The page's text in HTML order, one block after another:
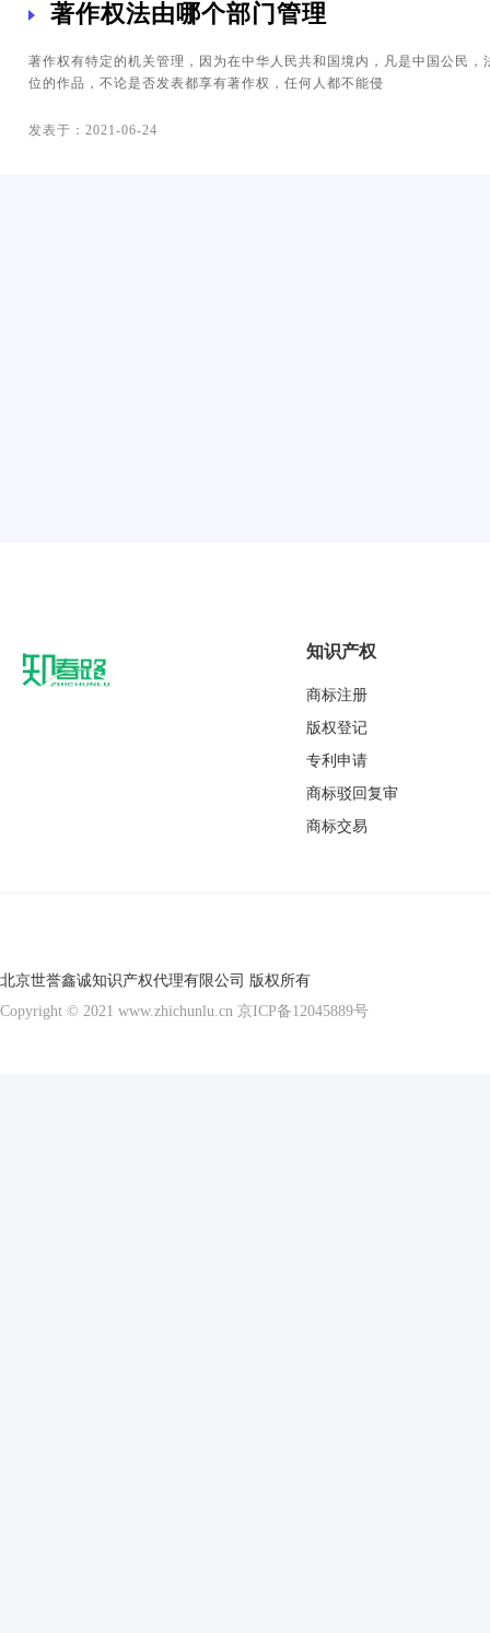
著作权法由哪个部门管理
著作权有特定的机关管理，因为在中华人民共和国境内，凡是中国公民，
位的作品，不论是否发表都享有著作权，任何人都不能侵
发表于：2021-06-24
知识产权
商标注册
版权登记
专利申请
商标驳回复审
商标交易
北京世誉鑫诚知识产权代理有限公司 版权所有
Copyright © 2021 www.zhichunlu.cn 京ICP备12045889号